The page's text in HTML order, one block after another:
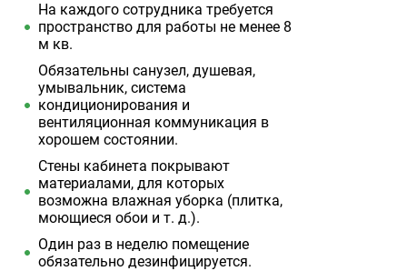
На каждого сотрудника требуется
пространство для работы не менее 8
м кв.
Обязательны санузел, душевая,
умывальник, система
кондиционирования и
вентиляционная коммуникация в
хорошем состоянии.
Стены кабинета покрывают
материалами, для которых
возможна влажная уборка (плитка,
моющиеся обои и т. д.).
Один раз в неделю помещение
обязательно дезинфицируется.